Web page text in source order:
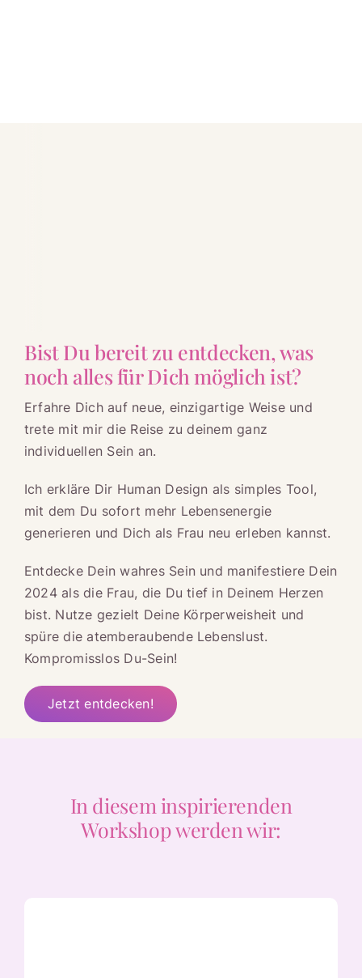
Bist Du bereit zu entdecken, was
noch alles für Dich möglich ist?
Erfahre Dich auf neue, einzigartige Weise und
trete mit mir die Reise zu deinem ganz
individuellen Sein an.
Ich erkläre Dir Human Design als simples Tool,
mit dem Du sofort mehr Lebensenergie
generieren und Dich als Frau neu erleben kannst.
Entdecke Dein wahres Sein und manifestiere Dein
2024 als die Frau, die Du tief in Deinem Herzen
bist. Nutze gezielt Deine Körperweisheit und
spüre die atemberaubende Lebenslust.
Kompromisslos Du-Sein!
Jetzt entdecken!
In diesem inspirierenden
Workshop werden wir: